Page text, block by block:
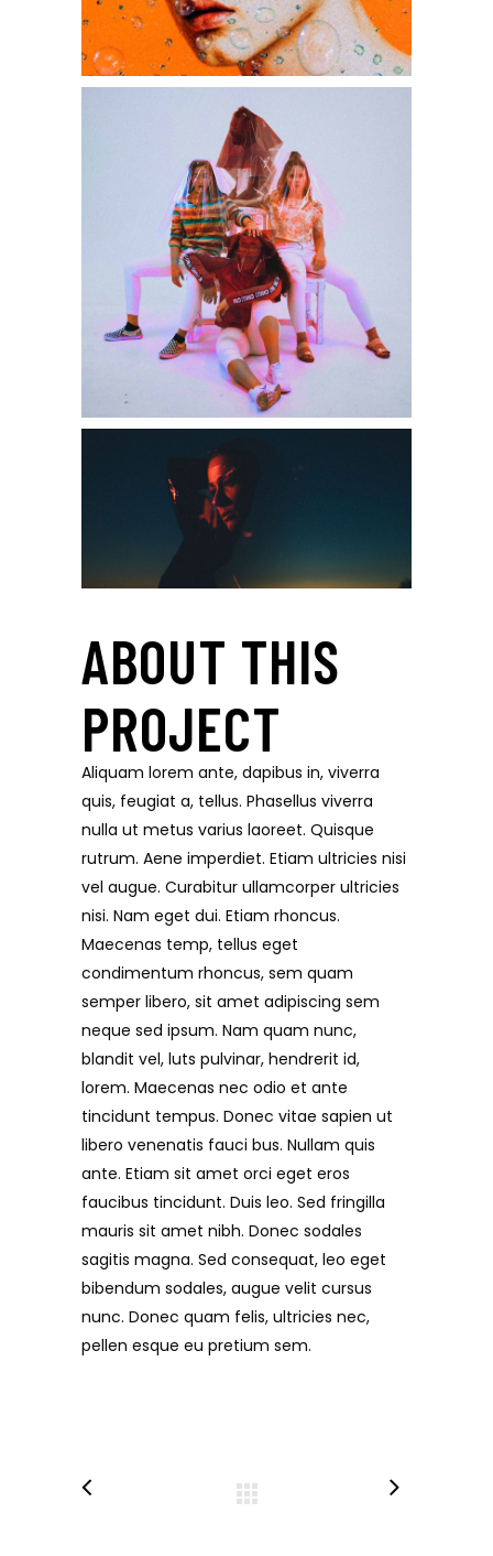
ABOUT THIS
PROJECT
Aliquam lorem ante, dapibus in, viverra
quis, feugiat a, tellus. Phasellus viverra
nulla ut metus varius laoreet. Quisque
rutrum. Aene imperdiet. Etiam ultricies nisi
vel augue. Curabitur ullamcorper ultricies
nisi. Nam eget dui. Etiam rhoncus.
Maecenas temp, tellus eget
condimentum rhoncus, sem quam
semper libero, sit amet adipiscing sem
neque sed ipsum. Nam quam nunc,
blandit vel, luts pulvinar, hendrerit id,
lorem. Maecenas nec odio et ante
tincidunt tempus. Donec vitae sapien ut
libero venenatis fauci bus. Nullam quis
ante. Etiam sit amet orci eget eros
faucibus tincidunt. Duis leo. Sed fringilla
mauris sit amet nibh. Donec sodales
sagitis magna. Sed consequat, leo eget
bibendum sodales, augue velit cursus
nunc. Donec quam felis, ultricies nec,
pellen esque eu pretium sem.